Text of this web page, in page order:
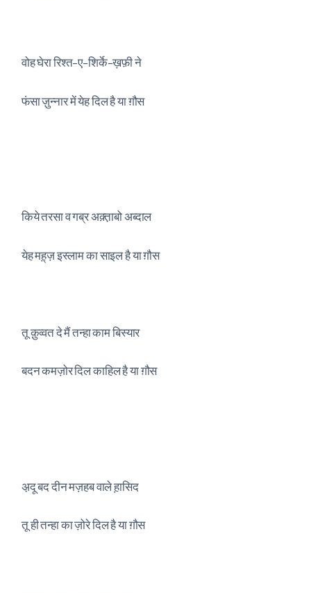
वोह घेरा रिश्त-ए-शिर्के-ख़फ़ी ने
फंसा ज़ुन्नार में येह दिल है या ग़ौस
किये तरसा व गब्र अक़्त़ाबो अब्दाल
येह मह़्‌ज़ इस्लाम का साइल है या ग़ौस
तू क़ुव्वत दे मैं तन्हा काम बिस्यार
बदन कमज़ोर दिल काहिल है या ग़ौस
अ़दू बद दीन मज़हब वाले ह़ासिद
तू ही तन्हा का ज़ोरे दिल है या ग़ौस